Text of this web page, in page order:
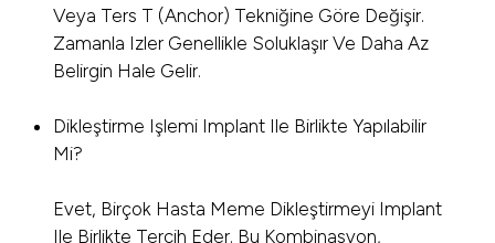
Veya Ters T (anchor) Tekniğine Göre Değişir.
Zamanla Izler Genellikle Soluklaşır Ve Daha Az
Belirgin Hale Gelir.
Dikleştirme Işlemi Implant Ile Birlikte Yapılabilir
Mi?
Evet, Birçok Hasta Meme Dikleştirmeyi Implant
Ile Birlikte Tercih Eder. Bu Kombinasyon,